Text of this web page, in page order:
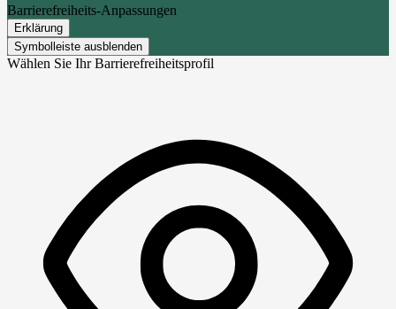
Barrierefreiheits-Anpassungen
Erklärung
Symbolleiste ausblenden
Wählen Sie Ihr Barrierefreiheitsprofil